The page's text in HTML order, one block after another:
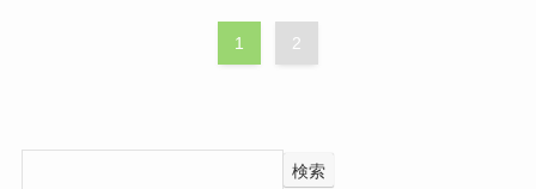
1 2
検索